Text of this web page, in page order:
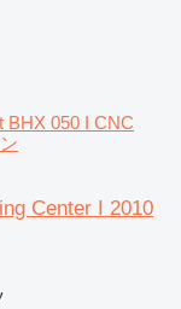
BHX 050 I CNC
Center I 2010